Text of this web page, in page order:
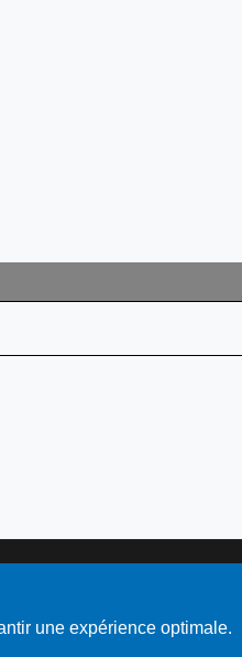
une expérience optimale.